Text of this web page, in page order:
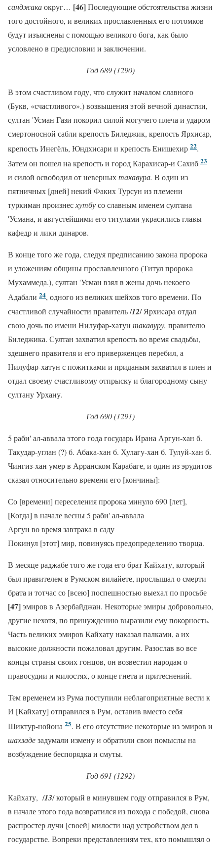
санджакаокруг… [46]Последующие обстоятельства жизни
того достойного, и великих прославленных его потомков
будут изъяснены с помощью великого бога, как было
условлено в предисловии и заключении.
Год 689 (1290)
В этом счастливом году, что служит началом славного
(Букв, «счастливого».) возвышения этой вечной династии,
султан 'Усман Гази покорил силой могучего плеча и ударом
смертоносной сабли крепость Биледжик, крепость Ярхисар,
крепость Инегёль, Юндхисари и крепость Енишехир 22.
Затем он пошел на крепость и город Карахисар-и Сахиб 23
и силой освободил от неверныхтакавура. В один из
пятничных [дней] некий Факих Турсун из племени
туркиман произнесхутбусо славным именем султана
'Усмана, и августейшими его титулами украсились главы
кафедр и лики динаров.
В конце того же года, следуя предписанию закона пророка
и уложениям общины прославленного (Титул пророка
Мухаммеда.), султан 'Усман взял в жены дочь некоего
Адабали 24, одного из великих шейхов того времени. По
счастливой случайности правитель /12/ Ярхиcара отдал
свою дочь по имени Нилуфар-хатун такавуру, правителю
Биледжика. Султан захватил крепость во время свадьбы,
здешнего правителя и его приверженцев перебил, а
Нилуфар-хатун с пожитками и приданым захватил в плен и
отдал своему счастливому отпрыску и благородному сыну
султану Урхану.
Год 690 (1291)
5 раби' ал-аввала этого года государь Ирана Аргун-хан б.
Такудар-углан (?) б. Абака-хан б. Хулагу-хан б. Тулуй-хан б.
Чингиз-хан умер в Арранском Карабаге, и один из эрудитов
сказал относительно времени его [кончины]:
Со [времени] переселения пророка минуло 690 [лет],
[Когда] в начале весны 5 раби' ал-аввала
Аргун во время завтрака в саду
Покинул [этот] мир, повинуясь предопределению творца.
В месяце раджабе того же года его брат Кайхату, который
был правителем в Румском вилайете, прослышал о смерти
брата и тотчас со [всею] поспешностью выехал по просьбе
[47]эмиров в Азербайджан. Некоторые эмиры добровольно,
другие нехотя, по принуждению выразили ему покорность.
Часть великих эмиров Кайхату наказал палками, а их
высокие должности пожаловал другим. Разослав во все
концы страны своих гонцов, он возвестил народам о
правосудии и милостях, о конце гнета и притеснений.
Тем временем из Рума поступили неблагоприятные вести к
И [Кайхату] отправился в Рум, оставив вместо себя
Шиктур-нойона 25. В его отсутствие некоторые из эмиров и
шахзадезадумали измену и обратили свои помыслы на
возбуждение беспорядка и смуты.
Год 691 (1292)
Кайхату, /13/ который в минувшем году отправился в Рум,
в начале этого года возвратился из похода с победой, снова
распростер лучи [своей] милости над устройством дел в
государстве. Вопреки представлениям тех, кто помышлял о